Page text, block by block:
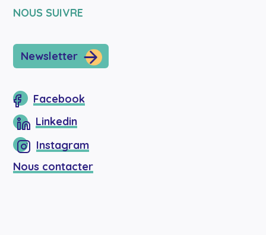
NOUS SUIVRE
Newsletter
Facebook
Linkedin
Instagram
Nous contacter